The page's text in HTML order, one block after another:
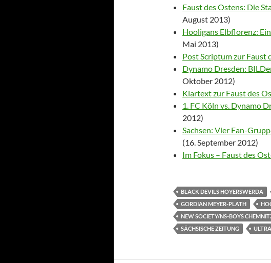
Faust des Ostens: Die
August 2013)
Hooligans Elbflorenz:
Mai 2013)
Post Scriptum zur Faust
Dynamo Dresden:
Oktober 2012)
Klartext zur Faust des
1. FC Köln vs. Dynamo
2012)
Sachsen: Vier Fan-
(16. September 2012)
Im Fokus – Faust des
BLACK DEVILS HOYERSWERDA
GORDIAN MEYER-PLATH
NEW SOCIETY/NS-BOYS
SÄCHSISCHE ZEITUNG